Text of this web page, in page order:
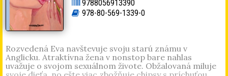
Písané vo hviezdach.9788056913390
978-80-569-1339-0
Rozvedená Eva navštevuje svoju starú známu v
Anglicku. Atraktívna žena v nonstop bare nahlas
uvažuje o svojom sexuálnom živote. Obžalovaná miluje